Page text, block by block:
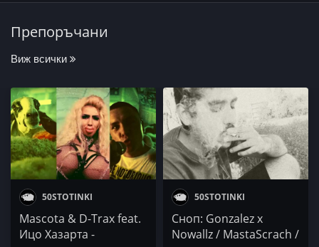
Препоръчани
Виж всички
50STOTINKI
Mascota & D-Trax feat.
Ицо Хазарта -
50STOTINKI
Сноп: Gonzalez x
Nowallz / MastaScrach /